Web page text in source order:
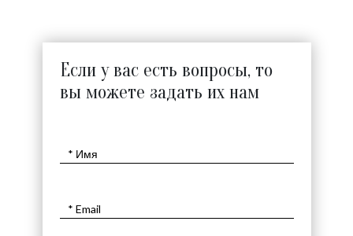
Если у вас есть вопросы, то
вы можете задать их нам